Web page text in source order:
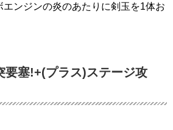
ンジンの炎のあたりに剣玉を1体お
要塞!+(プラス)ステージ攻